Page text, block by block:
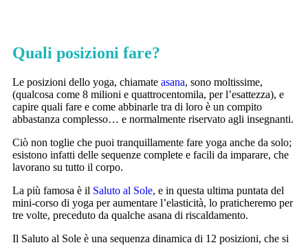
Quali posizioni fare?
Le posizioni dello yoga, chiamate asana, sono moltissime,
(qualcosa come 8 milioni e quattrocentomila, per l’esattezza), e
capire quali fare e come abbinarle tra di loro è un compito
abbastanza complesso… e normalmente riservato agli insegnanti.
Ciò non toglie che puoi tranquillamente fare yoga anche da solo;
esistono infatti delle sequenze complete e facili da imparare, che
lavorano su tutto il corpo.
La più famosa è il Saluto al Sole, e in questa ultima puntata del
mini-corso di yoga per aumentare l’elasticità, lo praticheremo per
tre volte, preceduto da qualche asana di riscaldamento.
Il Saluto al Sole è una sequenza dinamica di 12 posizioni, che si